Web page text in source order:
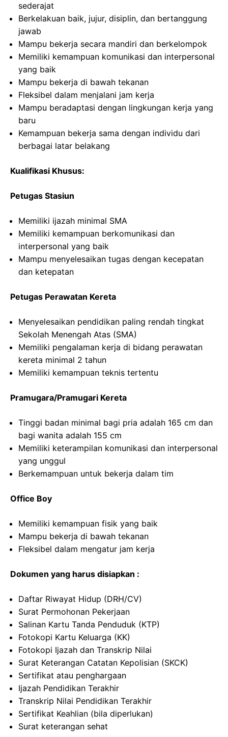
sederajat
Berkelakuan baik, jujur, disiplin, dan bertanggung
jawab
Mampu bekerja secara mandiri dan berkelompok
Memiliki kemampuan komunikasi dan interpersonal
yang baik
Mampu bekerja di bawah tekanan
Fleksibel dalam menjalani jam kerja
Mampu beradaptasi dengan lingkungan kerja yang
baru
Kemampuan bekerja sama dengan individu dari
berbagai latar belakang
Kualifikasi Khusus:
Petugas Stasiun
Memiliki ijazah minimal SMA
Memiliki kemampuan berkomunikasi dan
interpersonal yang baik
Mampu menyelesaikan tugas dengan kecepatan
dan ketepatan
Petugas Perawatan Kereta
Menyelesaikan pendidikan paling rendah tingkat
Sekolah Menengah Atas (SMA)
Memiliki pengalaman kerja di bidang perawatan
kereta minimal 2 tahun
Memiliki kemampuan teknis tertentu
Pramugara/Pramugari Kereta
Tinggi badan minimal bagi pria adalah 165 cm dan
bagi wanita adalah 155 cm
Memiliki keterampilan komunikasi dan interpersonal
yang unggul
Berkemampuan untuk bekerja dalam tim
Office Boy
Memiliki kemampuan fisik yang baik
Mampu bekerja di bawah tekanan
Fleksibel dalam mengatur jam kerja
Dokumen yang harus disiapkan :
Daftar Riwayat Hidup (DRH/CV)
Surat Permohonan Pekerjaan
Salinan Kartu Tanda Penduduk (KTP)
Fotokopi Kartu Keluarga (KK)
Fotokopi Ijazah dan Transkrip Nilai
Surat Keterangan Catatan Kepolisian (SKCK)
Sertifikat atau penghargaan
Ijazah Pendidikan Terakhir
Transkrip Nilai Pendidikan Terakhir
Sertifikat Keahlian (bila diperlukan)
Surat keterangan sehat